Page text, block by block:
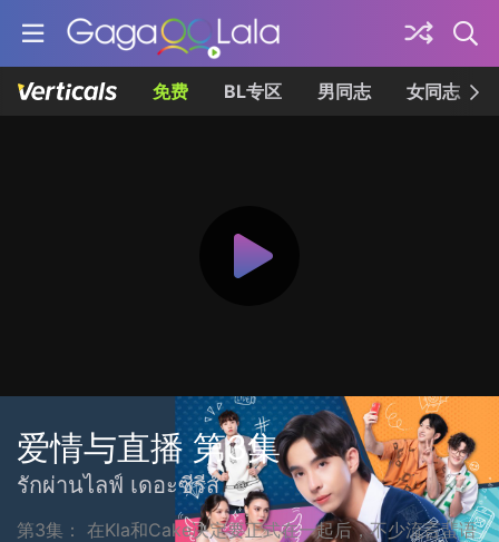
免费 BL专区 男同志 女同志
爱情与直播 第3集
รักผ่านไลฟ์ เดอะซีรีส์
第3集： 在Kla和Cake决定要正式在一起后，不少流言蜚语